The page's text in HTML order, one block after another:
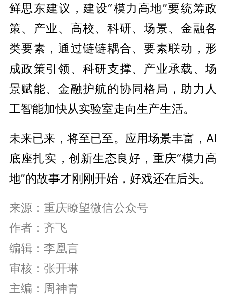
鲜思东建议，建设“模力高地”要统筹政
策、产业、高校、科研、场景、金融各
类要素，通过链链耦合、要素联动，形
成政策引领、科研支撑、产业承载、场
景赋能、金融护航的协同格局，助力人
工智能加快从实验室走向生产生活。
未来已来，将至已至。应用场景丰富，AI
底座扎实，创新生态良好，重庆“模力高
地”的故事才刚刚开始，好戏还在后头。
来源：重庆瞭望微信公众号
作者：齐飞
编辑：李凰言
审核：张开琳
主编：周神青